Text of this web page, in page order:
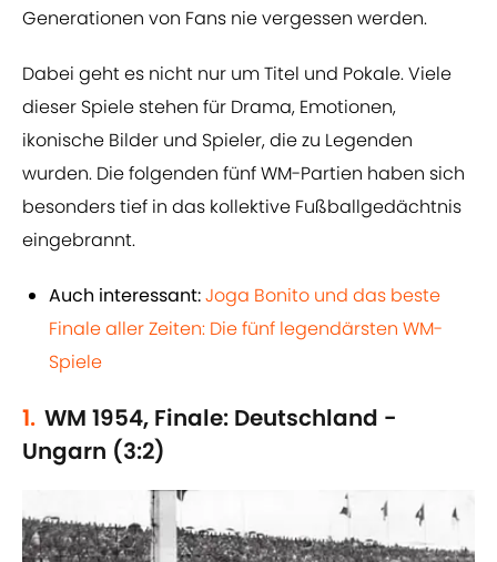
Generationen von Fans nie vergessen werden.
Dabei geht es nicht nur um Titel und Pokale. Viele
dieser Spiele stehen für Drama, Emotionen,
ikonische Bilder und Spieler, die zu Legenden
wurden. Die folgenden fünf WM-Partien haben sich
besonders tief in das kollektive Fußballgedächtnis
eingebrannt.
Auch interessant:Joga Bonito und das beste
Finale aller Zeiten: Die fünf legendärsten WM-
Spiele
1. WM 1954, Finale: Deutschland -
Ungarn (3:2)